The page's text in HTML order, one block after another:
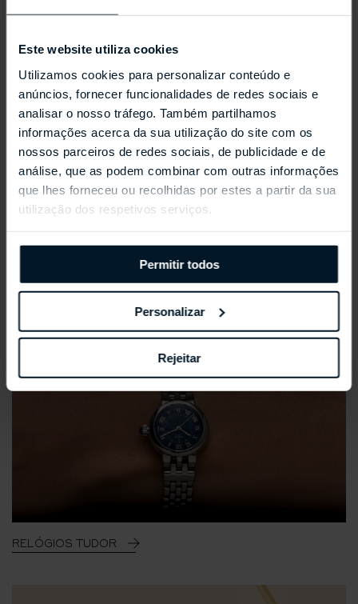
Este website utiliza cookies
Utilizamos cookies para personalizar conteúdo e
anúncios, fornecer funcionalidades de redes sociais e
analisar o nosso tráfego. Também partilhamos
informações acerca da sua utilização do site com os
nossos parceiros de redes sociais, de publicidade e de
análise, que as podem combinar com outras informações
que lhes forneceu ou recolhidas por estes a partir da sua
utilização dos respetivos serviços.
Permitir todos
Personalizar
Rejeitar
REPOSSI ANTIFER
RELÓGIOS TUDOR